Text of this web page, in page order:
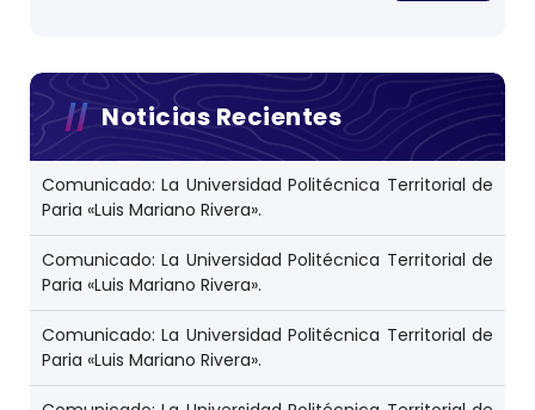
Noticias Recientes
Comunicado: La Universidad Politécnica Territorial de
Paria «Luis Mariano Rivera».
Comunicado: La Universidad Politécnica Territorial de
Paria «Luis Mariano Rivera».
Comunicado: La Universidad Politécnica Territorial de
Paria «Luis Mariano Rivera».